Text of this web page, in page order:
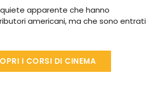
apparente che hanno
americani, ma che sono entrati
I CORSI DI CINEMA